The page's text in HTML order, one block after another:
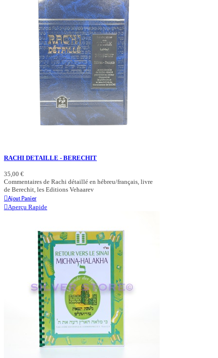
RACHI DETAILLE - BERECHIT
35,00 €
Commentaires de Rachi détaillé en hébreu/français, livre
de Berechit, les Editions Vehaarev
Ajout Panier
Aperçu Rapide